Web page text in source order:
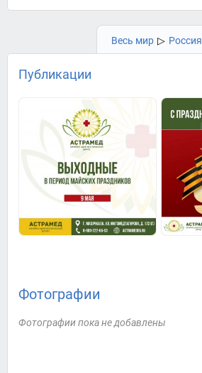
Весь мир ▷ Россия
Публикации
Фотографии
Фотографии пока не добавлены